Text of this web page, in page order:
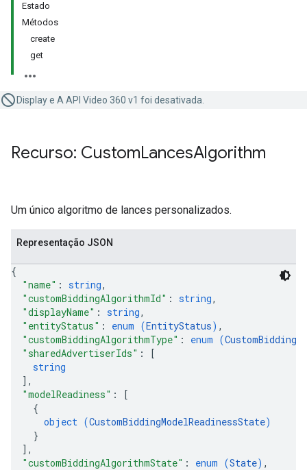
Estado
Métodos
create
get
Display e A API Video 360 v1 foi desativada.
Recurso: CustomLancesAlgorithm
Um único algoritmo de lances personalizados.
Representação JSON
{
"name" : string,
"customBiddingAlgorithmId" : string,
"displayName" : string,
"entityStatus" : enum (EntityStatus) ,
"customBiddingAlgorithmType" : enum (
"sharedAdvertiserIds" :
[
string
] ,
"modelReadiness" :
[
{
object (CustomBiddingModelReadinessState)
}
] ,
"customBiddingAlgorithmState" : enum (State) ,